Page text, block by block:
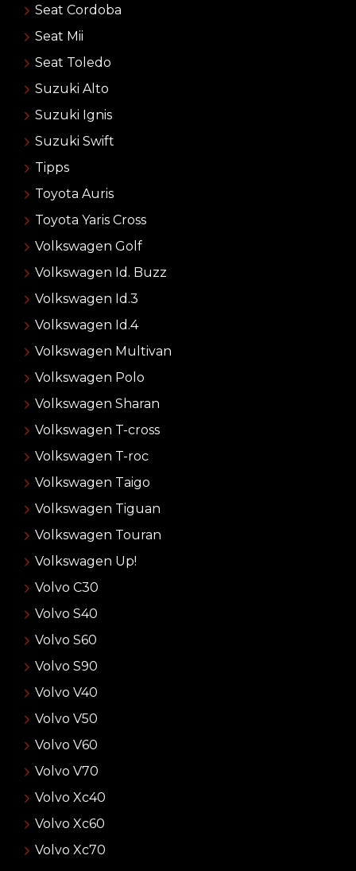
Seat Cordoba
Seat Mii
Seat Toledo
Suzuki Alto
Suzuki Ignis
Suzuki Swift
Tipps
Toyota Auris
Toyota Yaris Cross
Volkswagen Golf
Volkswagen Id. Buzz
Volkswagen Id.3
Volkswagen Id.4
Volkswagen Multivan
Volkswagen Polo
Volkswagen Sharan
Volkswagen T-cross
Volkswagen T-roc
Volkswagen Taigo
Volkswagen Tiguan
Volkswagen Touran
Volkswagen Up!
Volvo C30
Volvo S40
Volvo S60
Volvo S90
Volvo V40
Volvo V50
Volvo V60
Volvo V70
Volvo Xc40
Volvo Xc60
Volvo Xc70